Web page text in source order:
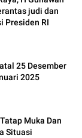
Presiden RI
25 Desember
2025
Muka Dan
Situasi